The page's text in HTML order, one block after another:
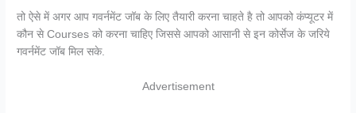
तो ऐसे में अगर आप गवर्नमेंट जॉब के लिए तैयारी करना चाहते है तो आपको कंप्यूटर में
कौन से Courses को करना चाहिए जिससे आपको आसानी से इन कोर्सेज के जरिये
गवर्नमेंट जॉब मिल सके.
Advertisement